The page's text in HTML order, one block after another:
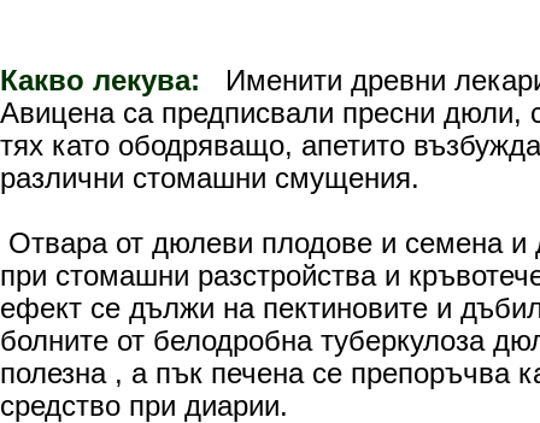
Какво лекува: Именити древни
Авицена са предписвали пресни дюли,
тях като ободряващо, апетито
различни стомашни смущения.
Отвара от дюлеви плодове и семена и
при стомашни разстройства и
ефект се дължи на пектиновите и
болните от белодробна туберкулоза
полезна , а пък печена се препоръчва
средство при диарии.